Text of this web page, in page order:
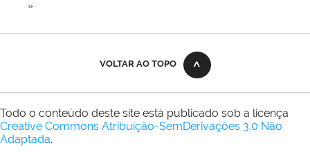
»
VOLTAR AO TOPO
Todo o conteúdo deste site está publicado sob a licença
Creative Commons Atribuição-SemDerivações 3.0 Não
Adaptada.